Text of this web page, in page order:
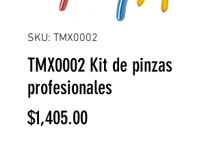
SKU: TMX0002
TMX0002 Kit de pinzas
profesionales
$1,405.00Precio